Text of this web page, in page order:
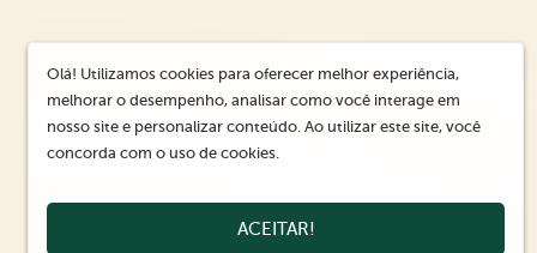
Olá! Utilizamos cookies para oferecer melhor experiência,
melhorar o desempenho, analisar como você interage em
nosso site e personalizar conteúdo. Ao utilizar este site, você
concorda com o uso de cookies.
ACEITAR!